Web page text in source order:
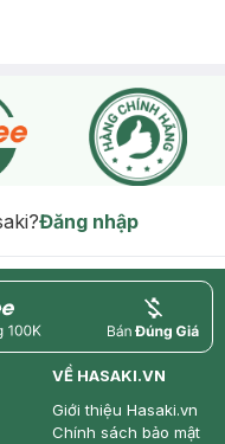
Đăng nhập
price
VỀ HASAKI.VN
Giới thiệu Hasaki.vn
Chính sách bảo mật